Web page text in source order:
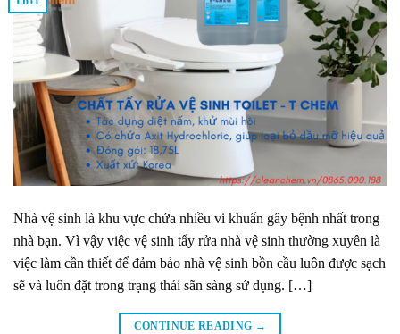
Nhà vệ sinh là khu vực chứa nhiều vi khuẩn gây bệnh nhất trong
nhà bạn. Vì vậy việc vệ sinh tẩy rửa nhà vệ sinh thường xuyên là
việc làm cần thiết để đảm bảo nhà vệ sinh bồn cầu luôn được sạch
sẽ và luôn đặt trong trạng thái sãn sàng sử dụng. […]
CONTINUE READING →